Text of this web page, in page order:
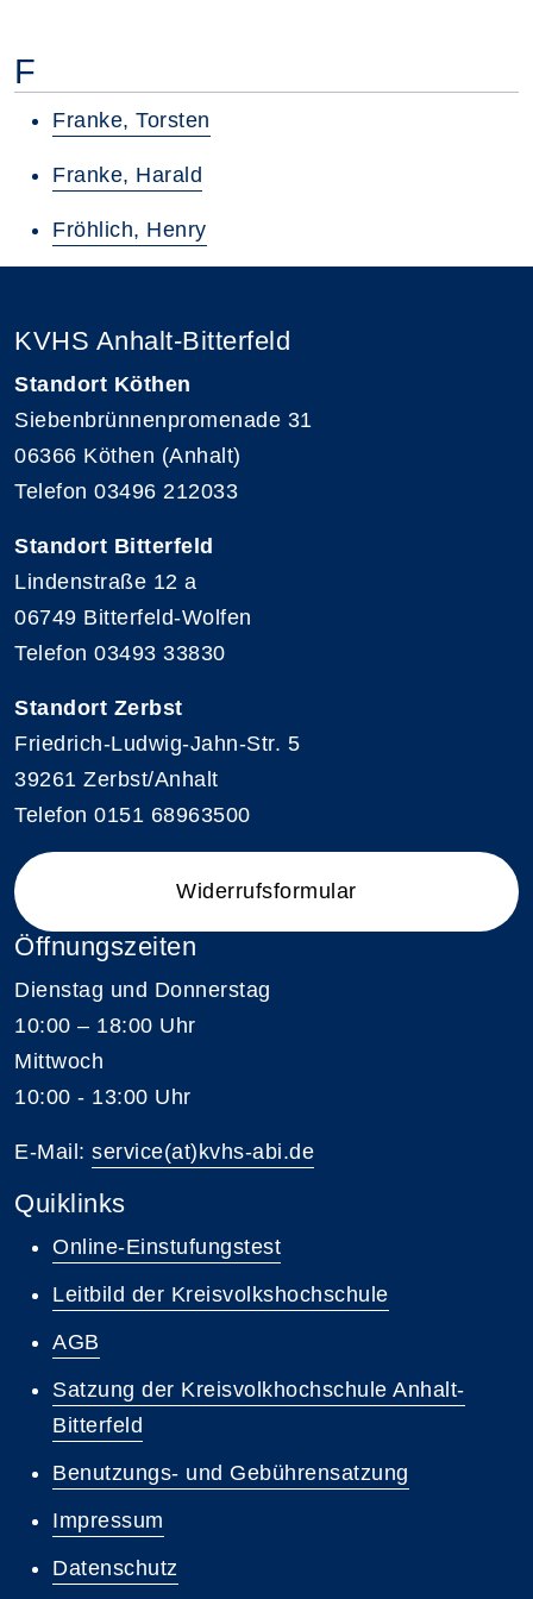
F
Franke, Torsten
Franke, Harald
Fröhlich, Henry
KVHS Anhalt-Bitterfeld
Standort Köthen
Siebenbrünnenpromenade 31
06366 Köthen (Anhalt)
Telefon 03496 212033
Standort Bitterfeld
Lindenstraße 12 a
06749 Bitterfeld-Wolfen
Telefon 03493 33830
Standort Zerbst
Friedrich-Ludwig-Jahn-Str. 5
39261 Zerbst/Anhalt
Telefon 0151 68963500
Widerrufsformular
Öffnungszeiten
Dienstag und Donnerstag
10:00 – 18:00 Uhr
Mittwoch
10:00 - 13:00 Uhr
E-Mail: service(at)kvhs-abi.de
Quiklinks
Online-Einstufungstest
Leitbild der Kreisvolkshochschule
AGB
Satzung der Kreisvolkhochschule Anhalt-
Bitterfeld
Benutzungs- und Gebührensatzung
Impressum
Datenschutz